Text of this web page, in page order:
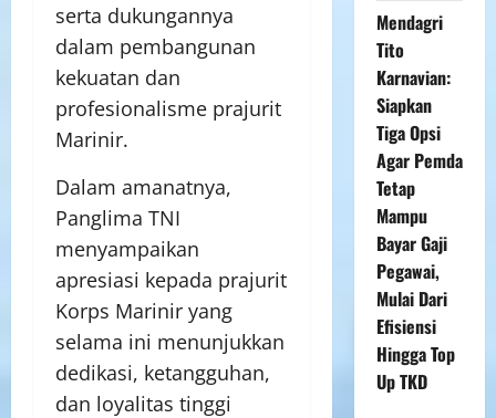
serta dukungannya
dalam pembangunan
kekuatan dan
profesionalisme prajurit
Marinir.
Dalam amanatnya,
Panglima TNI
menyampaikan
apresiasi kepada prajurit
Korps Marinir yang
selama ini menunjukkan
dedikasi, ketangguhan,
dan loyalitas tinggi
Mendagri
Tito
Karnavian:
Siapkan
Tiga Opsi
Agar Pemda
Tetap
Mampu
Bayar Gaji
Pegawai,
Mulai Dari
Efisiensi
Hingga Top
Up TKD